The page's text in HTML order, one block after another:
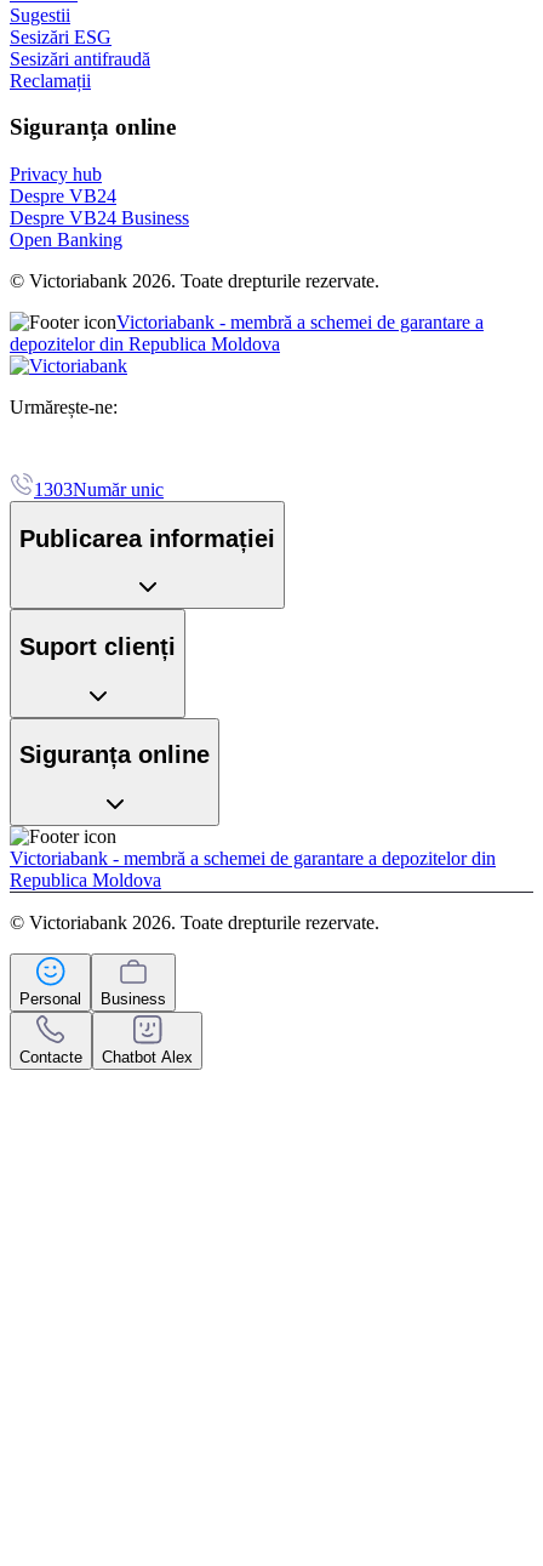
Sugestii
Sesizări ESG
Sesizări antifraudă
Reclamații
Siguranța online
Privacy hub
Despre VB24
Despre VB24 Business
Open Banking
© Victoriabank 2026. Toate drepturile rezervate.
Victoriabank - membră a schemei de garantare a
depozitelor din Republica Moldova
Urmărește-ne:
1303Număr unic
Publicarea informației
Suport clienți
Siguranța online
Victoriabank - membră a schemei de garantare a depozitelor din
Republica Moldova
© Victoriabank 2026. Toate drepturile rezervate.
Personal Business
Contacte Chatbot Alex